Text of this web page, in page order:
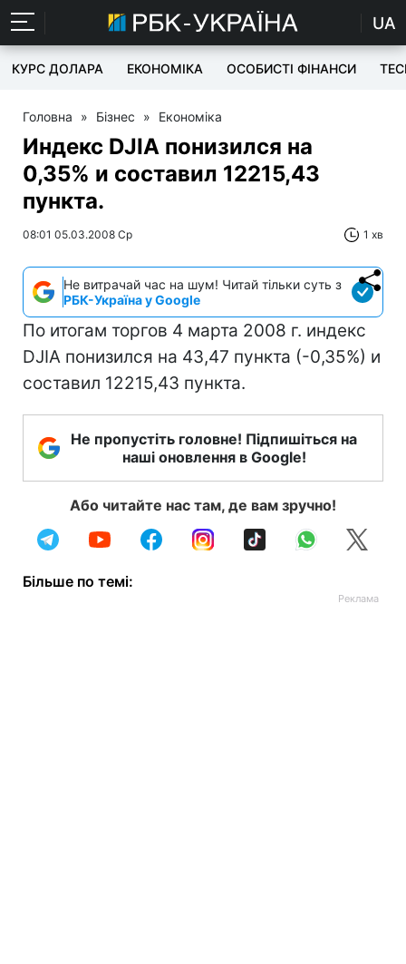
UA
КУРС ДОЛАРА ЕКОНОМІКА ОСОБИСТІ ФІНАНСИ
Головна » Бізнес » Економіка
Индекс DJIA понизился на
0,35% и составил 12215,43
пункта.
08:01 05.03.2008 Ср 1 хв
Не витрачай час на шум! Читай тільки суть з
РБК-Україна у Google
По итогам торгов 4 марта 2008 г. индекс
DJIA понизился на 43,47 пункта (-0,35%) и
составил 12215,43 пункта.
Не пропустіть головне! Підпишіться на
наші оновлення в Google!
Або читайте нас там, де вам зручно!
Більше по темі: